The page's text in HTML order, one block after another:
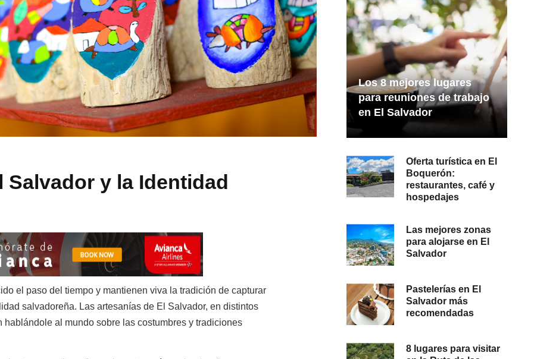
Salvador y la Identidad
el paso del tiempo y mantienen viva la tradición de capturar
salvadoreña. Las artesanías de El Salvador, en distintos
al mundo sobre las costumbres y tradiciones
Los 8 mejores lugares
para reuniones de trabajo
en El Salvador
Oferta turística en El
Boquerón:
restaurantes, café y
hospedajes
Las mejores zonas
para alojarse en El
Salvador
Pastelerías en El
Salvador más
recomendadas
8 lugares para visitar